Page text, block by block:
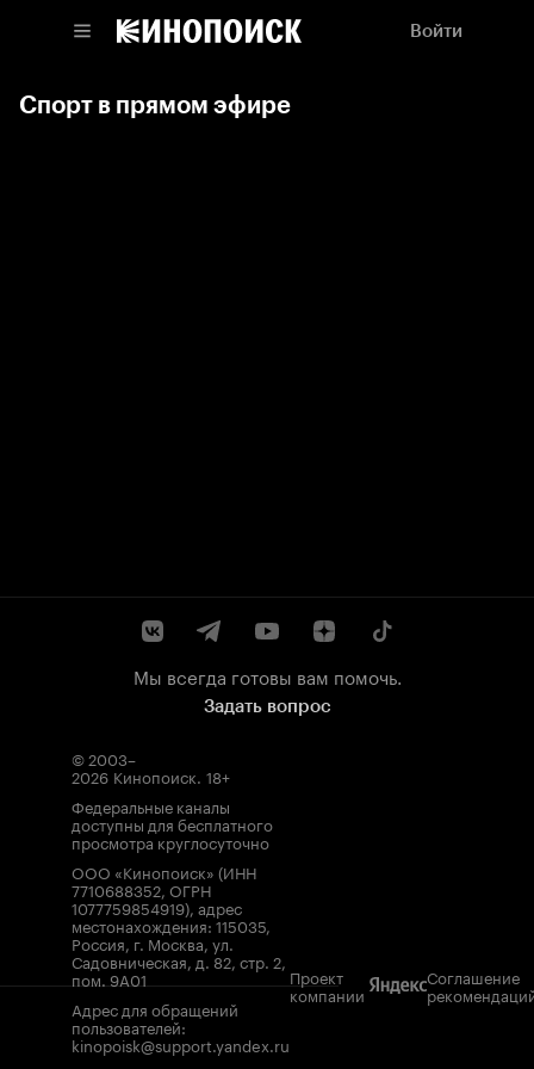
Войти
Спорт в прямом эфире
Мы всегда готовы вам помочь.
Задать вопрос
© 2003–
2026 Кинопоиск. 18+
Федеральные каналы
доступны для бесплатного
просмотра круглосуточно
ООО «Кинопоиск» (ИНН
7710688352, ОГРН
1077759854919), адрес
местонахождения: 115035,
Россия, г. Москва, ул.
Садовническая, д. 82, стр. 2,
пом. 9А01
Адрес для обращений
пользователей:
kinopoisk@support.yandex.ru
Проект
компании
Соглашение